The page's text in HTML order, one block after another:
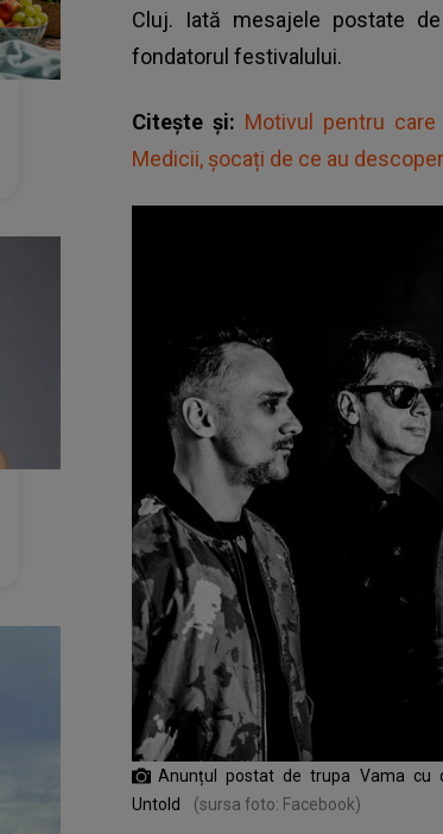
Cluj. Iată mesajele postate
fondatorul festivalului.
Citește și: Motivul pentru
Medicii, șocați de ce au
Anunțul postat de trupa Vama
Untold
(sursa foto: Facebook)